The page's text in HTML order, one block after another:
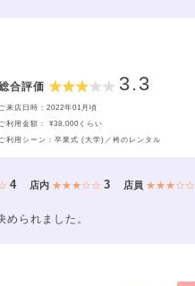
合評価 3.3
ご来店日時：2022年01月頃
ご利用金額： ¥38,000くらい
ご利用シーン：卒業式 (大学)／袴のレンタル
4 店内 ★★★☆☆ 3 店員 ★★★☆☆
められました。